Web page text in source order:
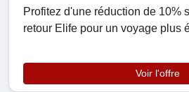
Profitez d'une réduction de 10%
retour Elife pour un voyage plus
Voir l'offre